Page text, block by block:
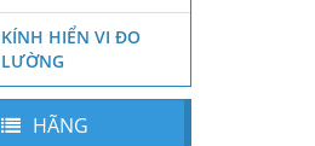
KÍNH HIỂN VI ĐO
LƯỜNG
HÃNG